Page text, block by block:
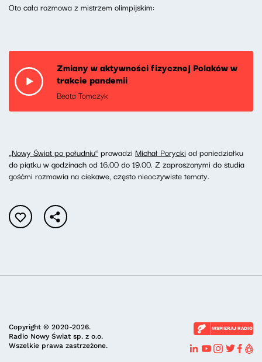
Oto cała rozmowa z mistrzem olimpijskim:
Zmiany w aktywności fizycznej Polaków w
trakcie pandemii
Beata Tomczyk
„Nowy Świat po południu”prowadzi Michał Porycki od poniedziałku
do piątku w godzinach od 16.00 do 19.00. Z zaproszonymi do studia
gośćmi rozmawia na ciekawe, często nieoczywiste tematy.
Copyright © 2020-2026.
Radio Nowy Świat sp. z o.o.
Wszelkie prawa zastrzeżone.
WSPIERAJ RADIO